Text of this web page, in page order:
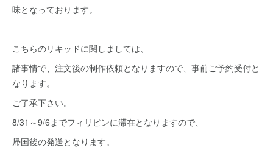
味となっております。
こちらのリキッドに関しましては、
諸事情で、注文後の制作依頼となりますので、事前ご予約受付と
なります。
ご了承下さい。
8/31～9/6までフィリピンに滞在となりますので、
帰国後の発送となります。